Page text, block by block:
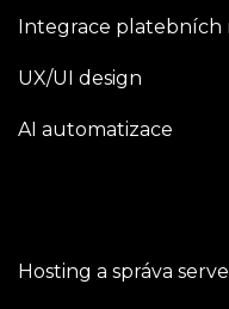
Integrace platebních
UX/UI design
AI automatizace
Hosting a správa